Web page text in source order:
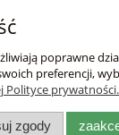
Twoje zamówienia
Ustawienia konta
Przechowalnia
poprawne
preferencji,
Polityce prywatności.
zgody